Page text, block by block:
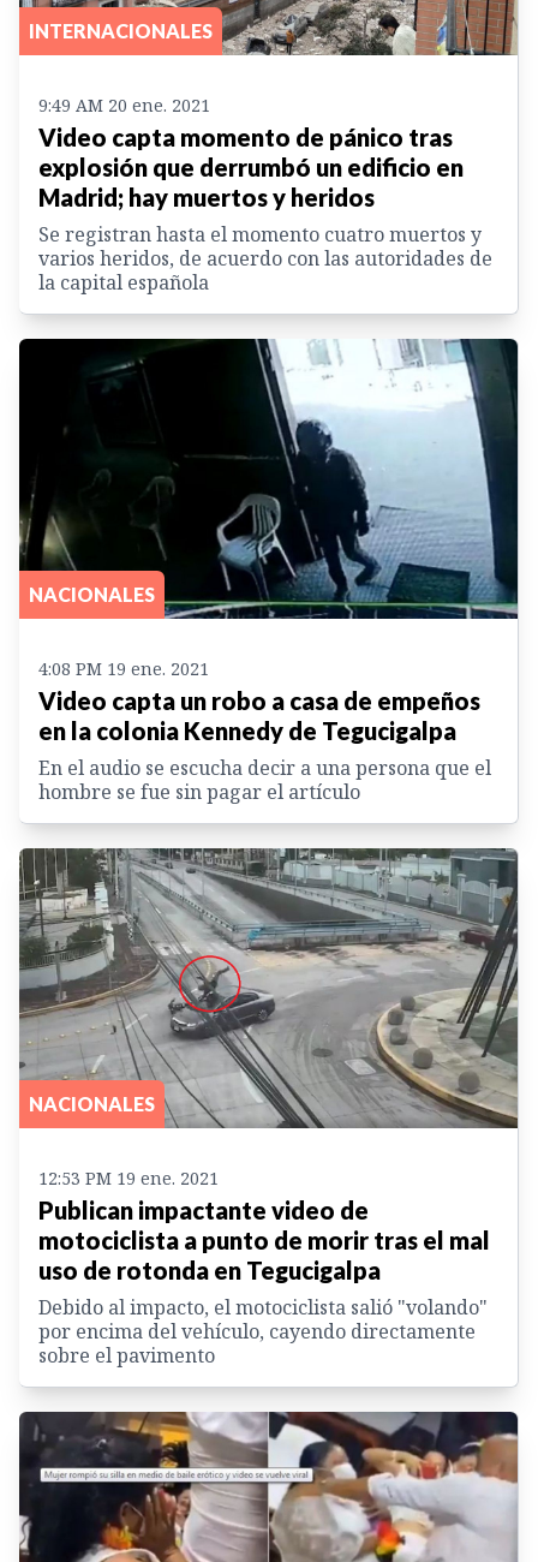
INTERNACIONALES
9:49 AM 20 ene. 2021
Video capta momento de pánico tras
explosión que derrumbó un edificio en
Madrid; hay muertos y heridos
Se registran hasta el momento cuatro muertos y
varios heridos, de acuerdo con las autoridades de
la capital española
NACIONALES
4:08 PM 19 ene. 2021
Video capta un robo a casa de empeños
en la colonia Kennedy de Tegucigalpa
En el audio se escucha decir a una persona que el
hombre se fue sin pagar el artículo
NACIONALES
12:53 PM 19 ene. 2021
Publican impactante video de
motociclista a punto de morir tras el mal
uso de rotonda en Tegucigalpa
Debido al impacto, el motociclista salió "volando"
por encima del vehículo, cayendo directamente
sobre el pavimento